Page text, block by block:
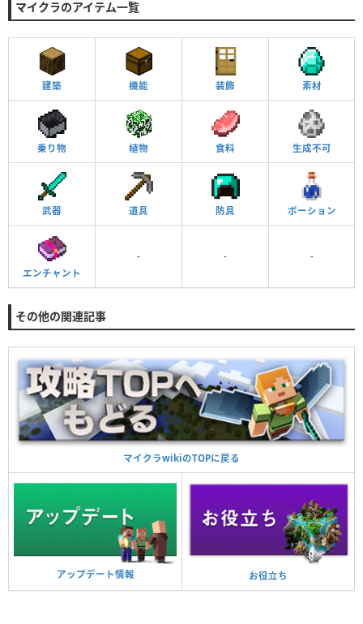
マイクラのアイテム一覧
建築 機能 装飾 素材
乗り物 植物 食料 生成不可
武器 道具 防具 ポーション
エンチャント
- - -
その他の関連記事
マイクラwikiのTOPに戻る
アップデート情報 お役立ち